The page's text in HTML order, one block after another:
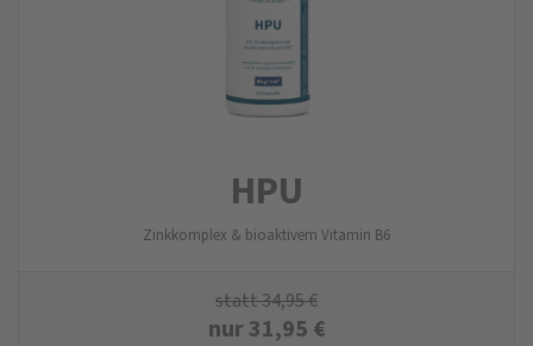
HPU
Zinkkomplex & bioaktivem Vitamin B6
statt34,95€
nur31,95 €